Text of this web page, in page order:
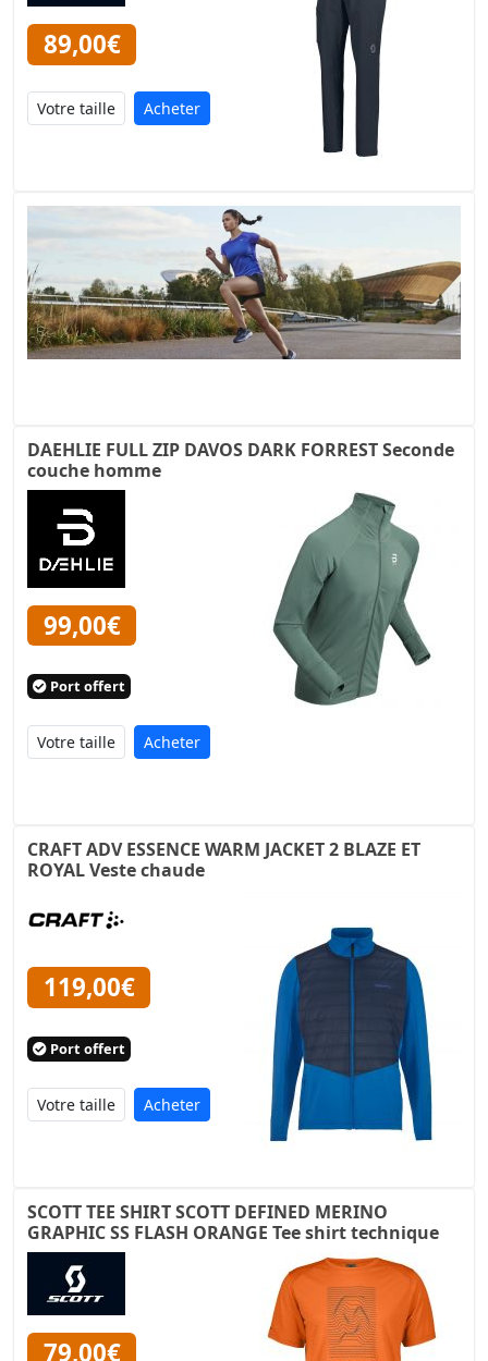
89,00€
Acheter
DAEHLIE FULL ZIP DAVOS DARK FORREST Seconde
couche homme
99,00€
Port offert
Acheter
CRAFT ADV ESSENCE WARM JACKET 2 BLAZE ET
ROYAL Veste chaude
119,00€
Port offert
Acheter
SCOTT TEE SHIRT SCOTT DEFINED MERINO
GRAPHIC SS FLASH ORANGE Tee shirt technique
79,00€